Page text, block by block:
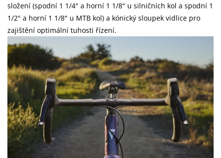
složení (spodní 1 1/4" a horní 1 1/8" u silničních kol a spodní 1
1/2" a horní 1 1/8" u MTB kol) a kónický sloupek vidlice pro
zajištění optimální tuhosti řízení.